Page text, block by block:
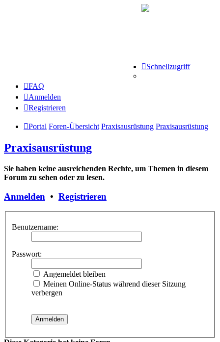
Schnellzugriff
FAQ
Anmelden
Registrieren
Portal Foren-Übersicht Praxisausrüstung Praxisausrüstung
Praxisausrüstung
Sie haben keine ausreichenden Rechte, um Themen in diesem
Forum zu sehen oder zu lesen.
Anmelden • Registrieren
Benutzername:
Passwort:
Angemeldet bleiben
Meinen Online-Status während dieser Sitzung
verbergen